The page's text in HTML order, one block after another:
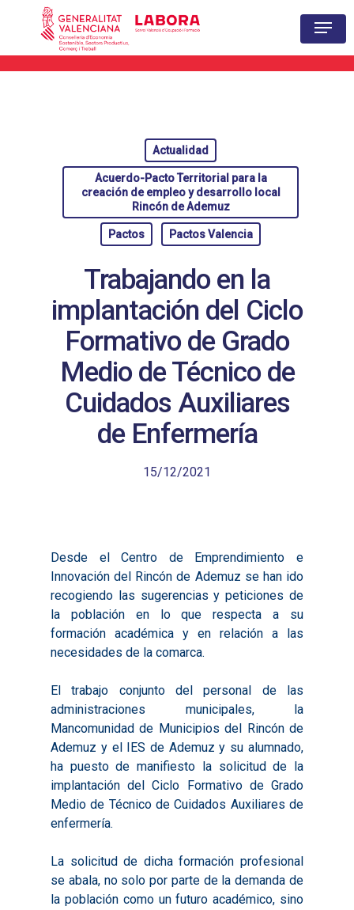
Actualidad
Acuerdo-Pacto Territorial para la
creación de empleo y desarrollo local
Rincón de Ademuz
Pactos Pactos Valencia
Trabajando en la
implantación del Ciclo
Formativo de Grado
Medio de Técnico de
Cuidados Auxiliares
de Enfermería
15/12/2021
Desde el Centro de Emprendimiento e
Innovación del Rincón de Ademuz se han ido
recogiendo las sugerencias y peticiones de
la población en lo que respecta a su
formación académica y en relación a las
necesidades de la comarca.
El trabajo conjunto del personal de las
administraciones municipales, la
Mancomunidad de Municipios del Rincón de
Ademuz y el IES de Ademuz y su alumnado,
ha puesto de manifiesto la solicitud de la
implantación del Ciclo Formativo de Grado
Medio de Técnico de Cuidados Auxiliares de
enfermería.
La solicitud de dicha formación profesional
se abala, no solo por parte de la demanda de
la población como un futuro académico, sino